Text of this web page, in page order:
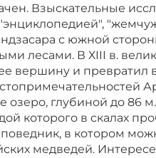
Взыскательные
с южной
лесами. В ХIII в.
вершину и превратил
озеро, глубиной до 86
которого в скалах
в котором
медведей.